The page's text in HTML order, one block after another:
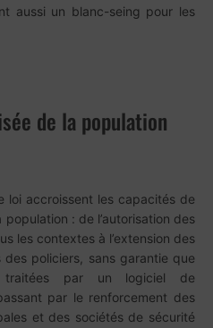
aussi un blanc-seing pour les
de la population
loi accroissent les capacités de
: de l’autorisation des
les contextes à l’extension des
policiers, sans garantie que
par un logiciel de
par le renforcement des
et des sociétés de sécurité